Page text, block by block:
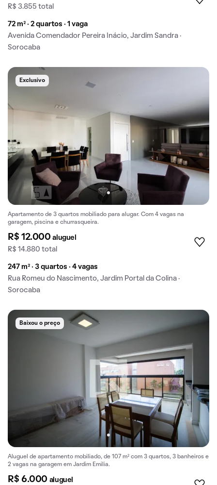
R$ 3.855 total
72 m² · 2 quartos · 1 vaga
Avenida Comendador Pereira Inácio, Jardim Sandra ·
Sorocaba
Exclusivo
Apartamento de 3 quartos mobiliado para alugar. Com 4 vagas na
garagem, piscina e churrasqueira.
R$ 12.000aluguel
R$ 14.880 total
247 m² · 3 quartos · 4 vagas
Rua Romeu do Nascimento, Jardim Portal da Colina ·
Sorocaba
Baixou o preço
Aluguel de apartamento mobiliado, de 107 m² com 3 quartos, 3 banheiros e
2 vagas na garagem em Jardim Emilia.
R$ 6.000 aluguel